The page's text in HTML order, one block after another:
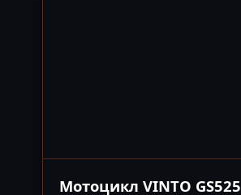
Мотоцикл VINTO GS525